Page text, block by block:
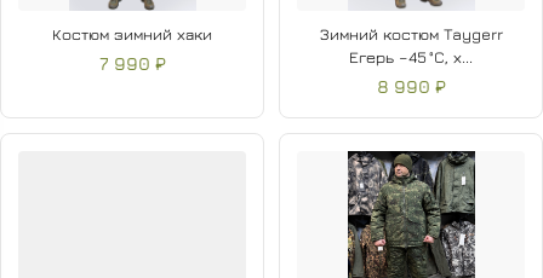
Костюм зимний хаки
7 990 ₽
Зимний костюм Taygerr
Егерь –45 °C, х...
8 990 ₽